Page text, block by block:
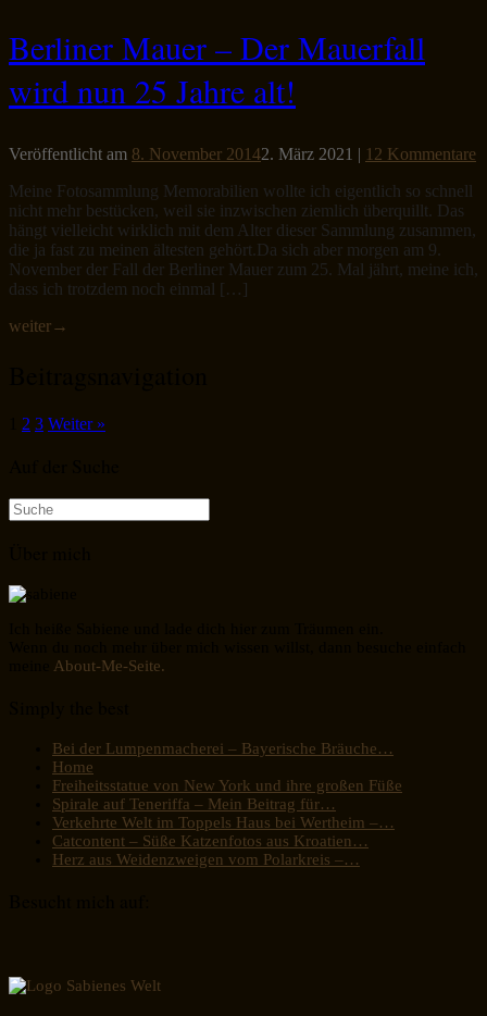
Berliner Mauer – Der Mauerfall
wird nun 25 Jahre alt!
Veröffentlicht am 8. November 20142. März 2021 | 12 Kommentare
Meine Fotosammlung Memorabilien wollte ich eigentlich so schnell
nicht mehr bestücken, weil sie inzwischen ziemlich überquillt. Das
hängt vielleicht wirklich mit dem Alter dieser Sammlung zusammen,
die ja fast zu meinen ältesten gehört.Da sich aber morgen am 9.
November der Fall der Berliner Mauer zum 25. Mal jährt, meine ich,
dass ich trotzdem noch einmal […]
weiter→
2 3 Weiter »
Suche
nach:
About-Me-Seite.
Bei der Lumpenmacherei – Bayerische Bräuche…
Home
Freiheitsstatue von New York und ihre großen Füße
Spirale auf Teneriffa – Mein Beitrag für…
Verkehrte Welt im Toppels Haus bei Wertheim –…
Catcontent – Süße Katzenfotos aus Kroatien…
Herz aus Weidenzweigen vom Polarkreis –…